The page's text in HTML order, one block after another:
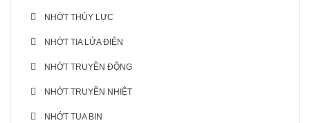
NHỚT THỦY LỰC
NHỚT TIA LỬA ĐIỆN
NHỚT TRUYỀN ĐỘNG
NHỚT TRUYỀN NHIỆT
NHỚT TUA BIN